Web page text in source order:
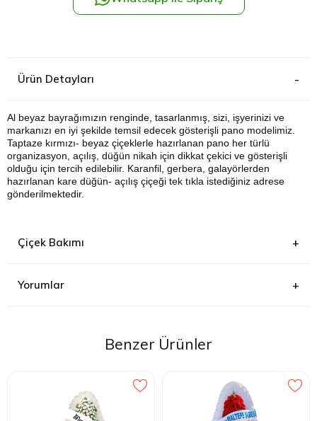
Ürün Detayları
Al beyaz bayrağımızın renginde, tasarlanmış, sizi, işyerinizi ve
markanızı en iyi şekilde temsil edecek gösterişli pano modelimiz.
Taptaze kırmızı- beyaz çiçeklerle hazırlanan pano her türlü
organizasyon, açılış, düğün nikah için dikkat çekici ve gösterişli
olduğu için tercih edilebilir. Karanfil, gerbera, galayörlerden
hazırlanan kare düğün- açılış çiçeği tek tıkla istediğiniz adrese
gönderilmektedir.
Çiçek Bakımı
Yorumlar
Benzer Ürünler
Şişli